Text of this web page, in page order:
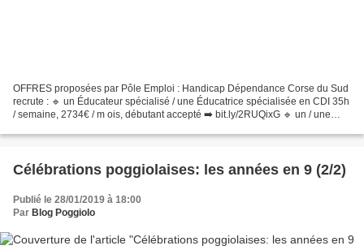
OFFRES proposées par Pôle Emploi : Handicap Dépendance Corse du Sud
recrute : 🔹 un Éducateur spécialisé / une Éducatrice spécialisée en CDI 35h
/ semaine, 2734€ / m ois, débutant accepté ➡️ bit.ly/2RUQixG 🔹 un / une
Célébrations poggiolaises: les années en 9 (2/2)
Publié le 28/01/2019 à 18:00
Par Blog Poggiolo